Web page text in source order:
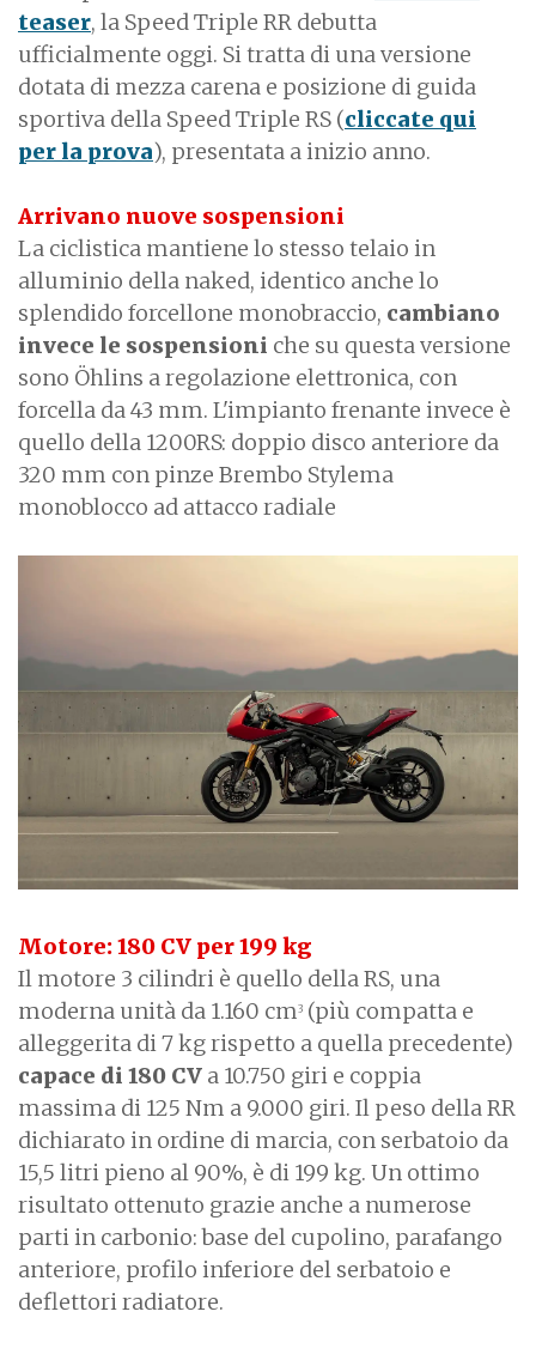
teaser, la Speed Triple RR debutta
ufficialmente oggi. Si tratta di una versione
dotata di mezza carena e posizione di guida
sportiva della Speed Triple RS (cliccate qui
per la prova), presentata a inizio anno.
Arrivano nuove sospensioni
La ciclistica mantiene lo stesso telaio in
alluminio della naked, identico anche lo
splendido forcellone monobraccio, cambiano
invece le sospensioni che su questa versione
sono Öhlins a regolazione elettronica, con
forcella da 43 mm. L'impianto frenante invece è
quello della 1200RS: doppio disco anteriore da
320 mm con pinze Brembo Stylema
monoblocco ad attacco radiale
Motore: 180 CV per 199 kg
Il motore 3 cilindri è quello della RS, una
moderna unità da 1.160 cm3 (più compatta e
alleggerita di 7 kg rispetto a quella precedente)
capace di 180 CV a 10.750 giri e coppia
massima di 125 Nm a 9.000 giri. Il peso della RR
dichiarato in ordine di marcia, con serbatoio da
15,5 litri pieno al 90%, è di 199 kg. Un ottimo
risultato ottenuto grazie anche a numerose
parti in carbonio: base del cupolino, parafango
anteriore, profilo inferiore del serbatoio e
deflettori radiatore.